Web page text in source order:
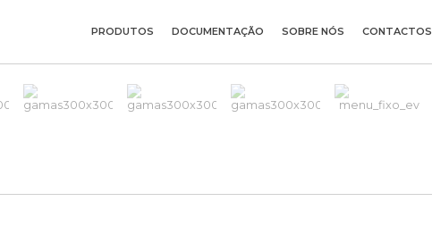
PRODUTOS DOCUMENTAÇÃO SOBRE NÓS CONTACTOS